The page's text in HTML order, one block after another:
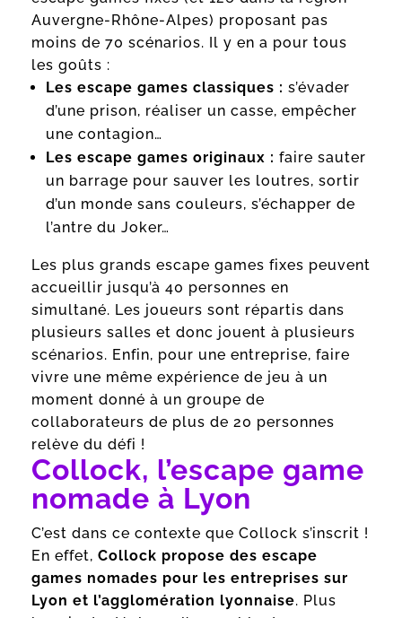
Auvergne-Rhône-Alpes) proposant pas
moins de 70 scénarios. Il y en a pour tous
les goûts :
Les escape games classiques : s’évader
d’une prison, réaliser un casse, empêcher
une contagion…
Les escape games originaux : faire sauter
un barrage pour sauver les loutres, sortir
d’un monde sans couleurs, s’échapper de
l’antre du Joker…
Les plus grands escape games fixes peuvent
accueillir jusqu’à 40 personnes en
simultané. Les joueurs sont répartis dans
plusieurs salles et donc jouent à plusieurs
scénarios. Enfin, pour une entreprise, faire
vivre une même expérience de jeu à un
moment donné à un groupe de
collaborateurs de plus de 20 personnes
relève du défi !
Collock, l’escape game
nomade à Lyon
C’est dans ce contexte que Collock s’inscrit !
En effet, Collock propose des escape
games nomades pour les entreprises sur
Lyon et l’agglomération lyonnaise. Plus